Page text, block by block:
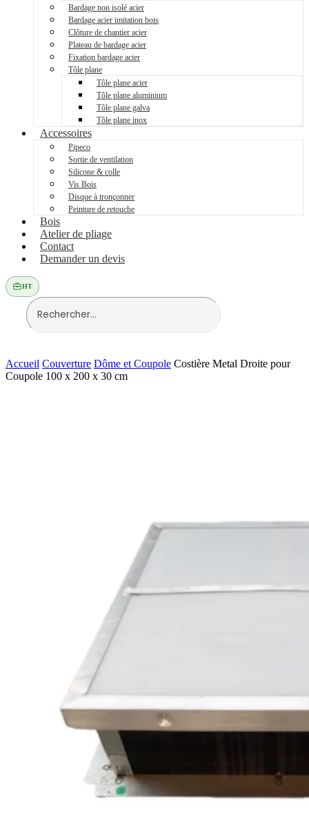
Bardage non isolé acier
Bardage acier imitation bois
Clôture de chantier acier
Plateau de bardage acier
Fixation bardage acier
Tôle plane
Tôle plane acier
Tôle plane aluminium
Tôle plane galva
Tôle plane inox
Accessoires
Pipeco
Sortie de ventilation
Silicone & colle
Vis Bois
Disque à tronçonner
Peinture de retouche
Bois
Atelier de pliage
Contact
Demander un devis
HT
Accueil Couverture Dôme et Coupole Costière Metal Droite pour
Coupole 100 x 200 x 30 cm